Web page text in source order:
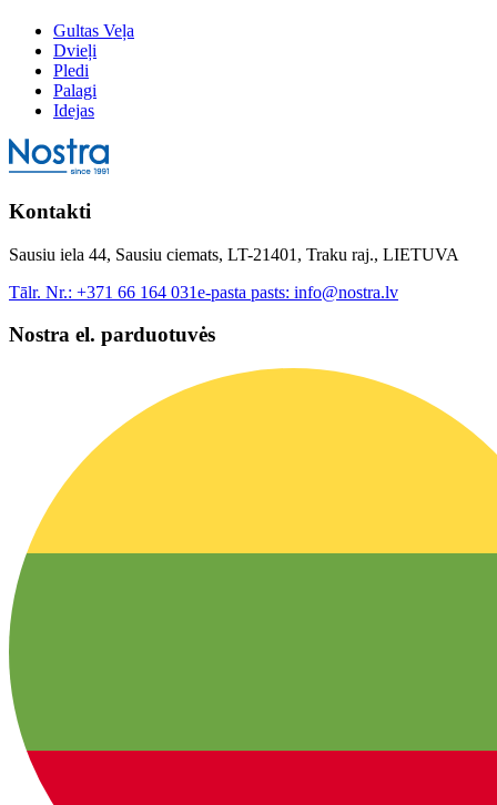
Gultas Veļa
Dvieļi
Pledi
Palagi
Idejas
Kontakti
Sausiu iela 44, Sausiu ciemats, LT-21401, Traku raj., LIETUVA
Tālr. Nr.: +371 66 164 031e-pasta pasts: info@nostra.lv
Nostra el. parduotuvės